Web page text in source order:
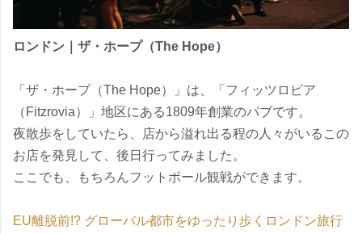
ロンドン｜ザ・ホープ（The Hope）
「ザ・ホープ（The Hope）」は、「フィッツロビア
（Fitzrovia）」地区にある1809年創業のパブです。
夜散歩をしていたら、店から溢れ出る程の人々がいるこの
お店を発見して、後日行ってみました。
ここでも、もちろんフットボール観戦ができます。
EU離脱前!? グローバル都市をゆったり歩くロンドン旅行